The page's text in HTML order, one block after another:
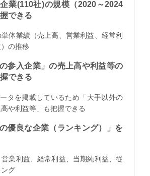
業(110社)の規模（2020～2024
できる
体業績（売上高、営業利益、経常利
の推移
参入企業」の売上高や利益等の
できる
タを掲載しているため「大手以外の
や利益等」も把握できる
優良な企業（ランキング）」を
業利益、経常利益、当期純利益、従
グ